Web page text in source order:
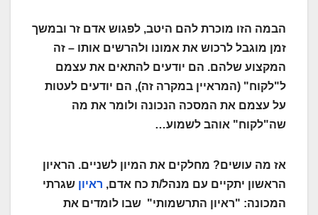
הבמה הזו מוכרת להם היטב, לפגוש אדם זר ובמשך
זמן מוגבל לרכוש את אמונו ולהרשים אותו – זה
המקצוע שלהם. הם יודעים להתאים את עצמם
ל"לקוח" (המראיין במקרה זה), הם יודעים לעטות
על עצמם את המסכה הנכונה ולומר את מה
שה"לקוח" אוהב לשמוע…
אז מה עושים? מחלקים את המיון לשניים. הראיון
הראשון יתקיים עם מנהל/ת כח אדם, ראיון שגרתי
המכונה: "ראיון התרשמותי" שבו לומדים את